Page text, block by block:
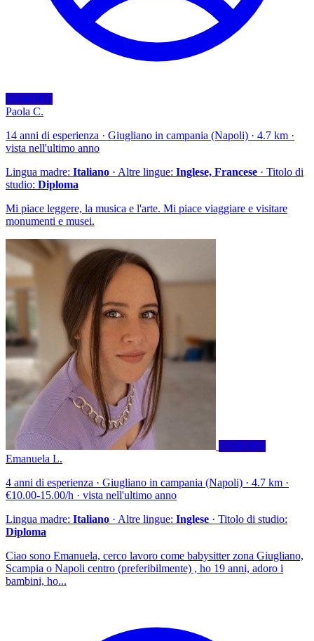
VISIONA
Paola C.
14 anni di esperienza · Giugliano in campania (Napoli) · 4.7 km ·
vista nell'ultimo anno
Lingua madre: Italiano · Altre lingue: Inglese, Francese · Titolo di
studio: Diploma
Mi piace leggere, la musica e l'arte. Mi piace viaggiare e visitare
monumenti e musei.
VISIONA
Emanuela L.
4 anni di esperienza · Giugliano in campania (Napoli) · 4.7 km ·
€10.00-15.00/h · vista nell'ultimo anno
Lingua madre: Italiano · Altre lingue: Inglese · Titolo di studio:
Diploma
Ciao sono Emanuela, cerco lavoro come babysitter zona Giugliano,
Scampia o Napoli centro (preferibilmente) , ho 19 anni, adoro i
bambini, ho...